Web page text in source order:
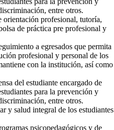
entre otros.
orientación profesional, tutoría,
de práctica pre profesional y
a egresados que permita
profesional y personal de los
con la institución, así como
del estudiante encargado de
para la prevención y
entre otros.
y salud integral de los estudiantes
psicopedagógicos y de